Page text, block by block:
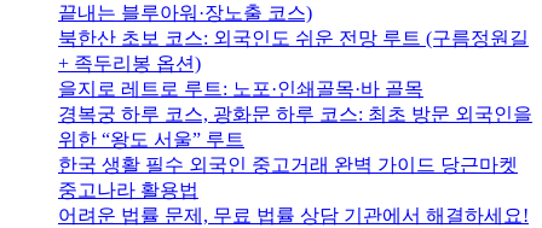
끝내는 블루아워·장노출 코스)
북한산 초보 코스: 외국인도 쉬운 전망 루트 (구름정원길
+ 족두리봉 옵션)
을지로 레트로 루트: 노포·인쇄골목·바 골목
경복궁 하루 코스, 광화문 하루 코스: 최초 방문 외국인을
위한 “왕도 서울” 루트
한국 생활 필수 외국인 중고거래 완벽 가이드 당근마켓
중고나라 활용법
어려운 법률 문제, 무료 법률 상담 기관에서 해결하세요!